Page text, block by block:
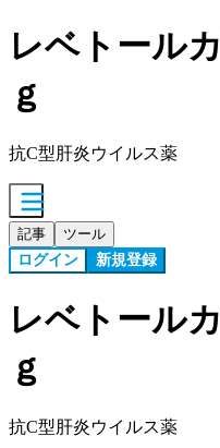
レベトール
ｇ
抗C型肝炎ウイルス薬
記事 ツール
ログイン 新規登録
レベトール
ｇ
抗C型肝炎ウイルス薬